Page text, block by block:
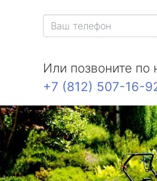
Или позвоните по
+7 (812) 507-16-